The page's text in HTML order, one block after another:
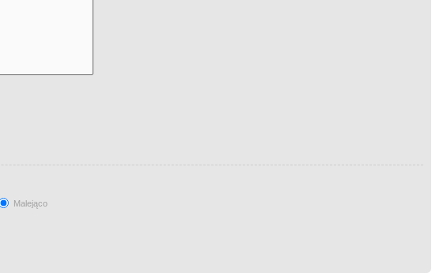
Malejąco